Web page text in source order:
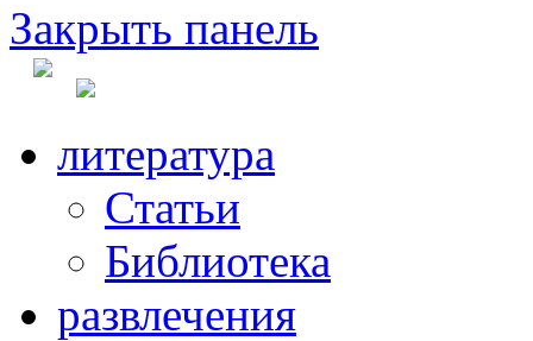
Закрыть панель
литература
Статьи
Библиотека
развлечения